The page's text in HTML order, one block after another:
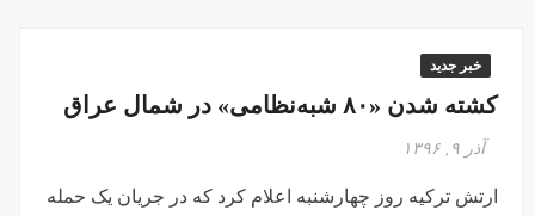
خبر جدید
کشته شدن «۸۰ شبه‌نظامی» در شمال عراق
آذر ۹, ۱۳۹۶
ارتش ترکیه روز چهارشنبه اعلام کرد که در جریان یک حمله